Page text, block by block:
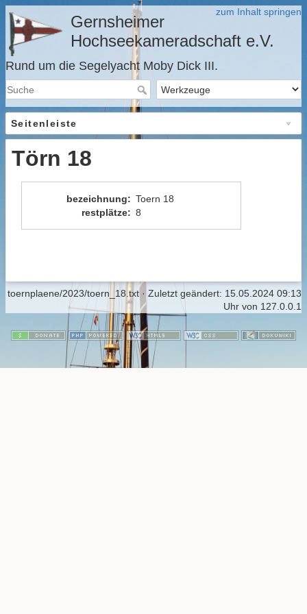
zum Inhalt springen
Gernsheimer
Hochseekameradschaft e.V.
Rund um die Segelyacht Moby Dick III.
Seitenleiste
Törn 18
bezeichnung: Toern 18
restplätze: 8
toernplaene/2023/toern_18.txt · Zuletzt geändert: 15.05.2024 09:13
Uhr von 127.0.0.1